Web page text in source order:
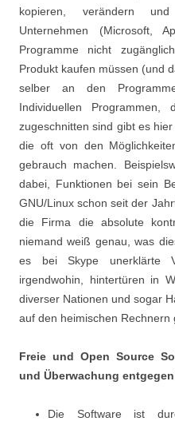
kopieren, verändern und
Unternehmen (Microsoft,
Programme nicht
Produkt kaufen müssen (und
selber an den
Individuellen
zugeschnitten sind gibt es
die oft von den
gebrauch machen.
dabei, Funktionen bei sein
GNU/Linux schon seit der
die Firma die absolute
niemand weiß genau, was
es bei Skype unerklärte
irgendwohin, hintertüren in
diverser Nationen und sogar
auf den heimischen Rechnern
Freie und Open Source
und Überwachung
Die Software ist